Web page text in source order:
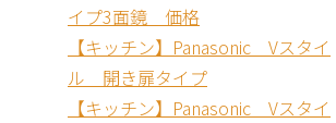
イプ3面鏡 価格
【キッチン】Panasonic Vスタイ
ル 開き扉タイプ
【キッチン】Panasonic Vスタイ